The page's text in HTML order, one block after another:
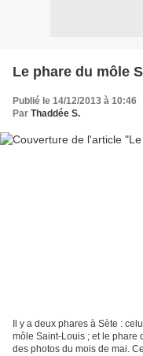
Le phare du môle
Publié le 14/12/2013 à 10:46
Par Thaddée S.
Il y a deux phares à Sète :
môle Saint-Louis ; et le phare
des photos du mois de mai.